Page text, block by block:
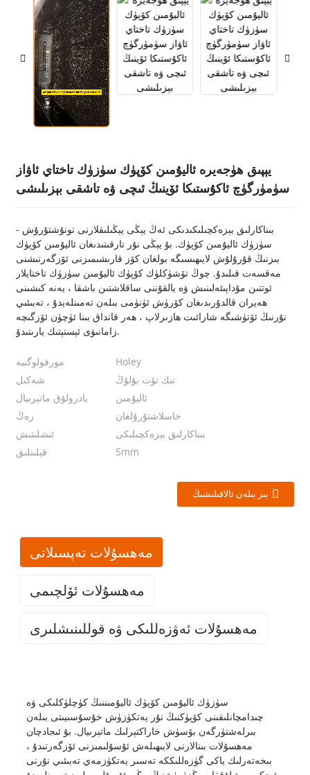
يېپىق ھۈجەيرە ئاليۇمىن كۆپۈك سۈزۈك تاختاي ئاۋاز
سۈمۈرگۈچ ئاكۇستىكا ئۆينىڭ ئىچى ۋە تاشقى بېزىلىشى
بىناكارلىق بېزەكچىلىكىدىكى ئەڭ يېڭى يېڭىلىقلارنى تونۇشتۇرۇش -
سۈزۈك ئاليۇمىن كۆپۈك. بۇ يېڭى نۇر تارقىتىدىغان ئاليۇمىن كۆپۈك
بىزنىڭ قۇرۇلۇش لايىھىسىگە بولغان كۆز قارىشىمىزنى ئۆزگەرتىشنى
مەقسەت قىلىدۇ. چوڭ تۆشۈكلۈك كۆپۈك ئاليۇمىن سۈزۈك تاختايلار
ئوتتىن مۇداپىئەلىنىش ۋە يالقۇننى ساقلاشتىن باشقا ، يەنە كىشىنى
ھەيران قالدۇرىدىغان كۆرۈش ئۈنۈمى بىلەن تەمىنلەيدۇ ، تەبىئىي
نۇرنىڭ ئۆتۈشىگە شارائىت ھازىرلاپ ، ھەر قانداق بىنا ئۈچۈن ئۆزگىچە
زامانىۋى ئېستېتىك يارىتىدۇ.
مورفولوگىيە
Holey
شەكىل
تىك تۆت بۇلۇڭ
يادرولۇق ماتېرىيال
ئاليۇمىن
رەڭ
خاسلاشتۇرۇلغان
ئىشلىتىش
بىناكارلىق بېزەكچىلىكى
قېلىنلىق
5mm
بىز بىلەن ئالاقىلىشىڭ
مەھسۇلات تەپسىلاتى
مەھسۇلات ئۆلچىمى
مەھسۇلات ئەۋزەللىكى ۋە قوللىنىشلىرى
سۈزۈك ئاليۇمىن كۆپۈك ئاليۇمىننىڭ كۈچلۈكلىكى ۋە
چىدامچانلىقىنى كۆپۈكنىڭ نۇر يەتكۈزۈش خۇسۇسىيىتى بىلەن
بىرلەشتۈرگەن بۆسۈش خاراكتېرلىك ماتېرىيال. بۇ ئىجادچان
مەھسۇلات بىنالارنى لايىھىلەش ئۇسۇلىمىزنى ئۆزگەرتىدۇ ،
بىخەتەرلىك ياكى گۈزەللىككە تەسىر يەتكۈزمەي تەبىئىي نۇرنى
Basic
Feature
خىمىيىلىك تەركىب
% 97 تىن
ئارتۇق ئاليۇمىن
كاتەكچە تىپى
يېپىق ھۈجەيرە
0.3-0.75g /
مۇداپىئەلىنىش ۋە يالقۇننى ساقلاش خۇسۇسىيىتىگە ئىگە بولۇپ ،
ئۇنى بىنا بېزەشنىڭ بىخەتەر ۋە ئىشەنچلىك تاللىشى قىلىدۇ. ئۇنىڭ
چىدامچانلىقى ۋە پەۋقۇلئاددە تېمپېراتۇرىغا چىدامچانلىقى سودا
بىناسىدىن تۇرالغۇغىچە بولغان ئۆي ئىچى ۋە سىرتىدىكى ھەر خىل
قوللىنىشچان پروگراممىلارغا ماس كېلىدۇ.
سۈزۈك ئاليۇمىن كۆپۈك ئەمەلىي ئەۋزەللىكىدىن باشقا ، يەنە